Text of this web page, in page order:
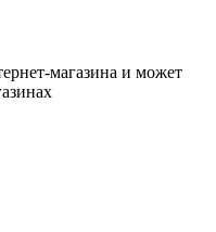
магазина и может